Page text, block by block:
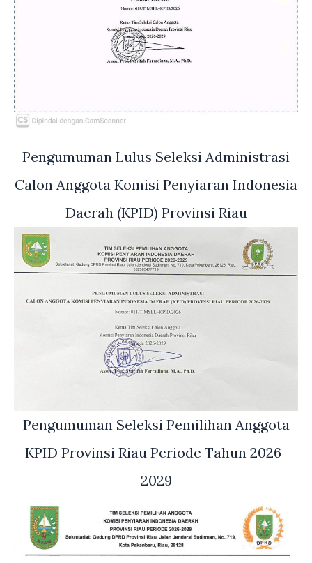
Pengumuman Lulus Seleksi Administrasi
Calon Anggota Komisi Penyiaran Indonesia
Daerah (KPID) Provinsi Riau
Pengumuman Seleksi Pemilihan Anggota
KPID Provinsi Riau Periode Tahun 2026-
2029